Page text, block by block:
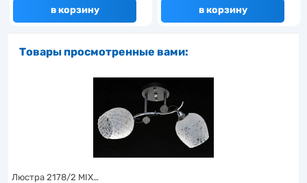
в корзину в корзину
Товары просмотренные вами:
Люстра 2178/2 MIX…